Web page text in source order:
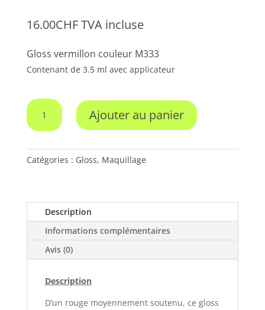
16.00CHFTVA incluse
Gloss vermillon couleur M333
Contenant de 3.5 ml avec applicateur
quantité
de
Gloss
Ajouter au panier
Catégories : Gloss, Maquillage
Description
Informations complémentaires
Avis (0)
Description
D’un rouge moyennement soutenu, ce gloss